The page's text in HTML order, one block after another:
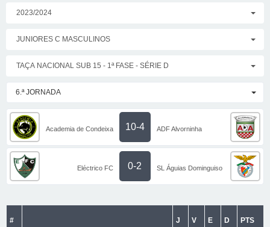
2023/2024
JUNIORES C MASCULINOS
TAÇA NACIONAL SUB 15 - 1ª FASE - SÉRIE D
6.ª JORNADA
Academia de Condeixa 10-4 ADF Alvorninha
Eléctrico FC 0-2 SL Águias Dominguiso
# J V E D PTS